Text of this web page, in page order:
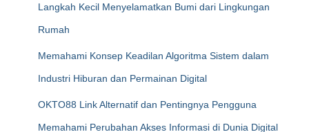
Langkah Kecil Menyelamatkan Bumi dari Lingkungan
Rumah
Memahami Konsep Keadilan Algoritma Sistem dalam
Industri Hiburan dan Permainan Digital
OKTO88 Link Alternatif dan Pentingnya Pengguna
Memahami Perubahan Akses Informasi di Dunia Digital